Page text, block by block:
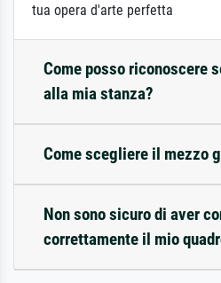
tua opera d'arte perfetta
Come posso riconoscere
alla mia stanza?
Come scegliere il mezzo
Non sono sicuro di aver
correttamente il mio